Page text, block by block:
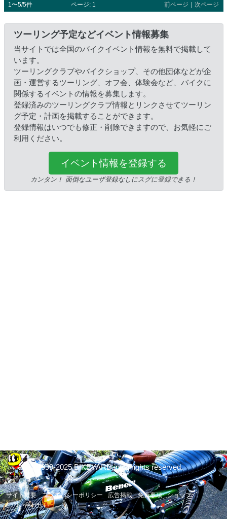
1〜5/5件 ページ: 1 前ページ 次ページ
ツーリング予定などイベント情報募集
当サイトでは全国のバイクイベント情報を無料で掲載して
います。
ツーリングクラブやバイクショップ、その他団体などが企
画・運営するツーリング、オフ会、体験会など、バイクに
関係するイベントの情報を募集します。
登録済みのツーリングクラブ情報とリンクさせてツーリン
グ予定・計画を掲載することができます。
登録情報はいつでも修正・削除できますので、お気軽にご
利用ください。
イベント情報を登録する
カンタン！ 面倒なユーザ登録なしにスグに登録できる！
© 1999-2025 BIKEYARD.jp All rights reserved.
サイト概要 プライバシーポリシー 広告掲載 免責事項
ショップ
お問い合わせ